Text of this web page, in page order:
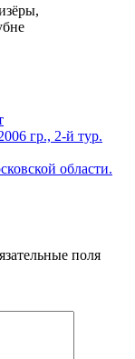
гр., 2-й тур.
области.
поля